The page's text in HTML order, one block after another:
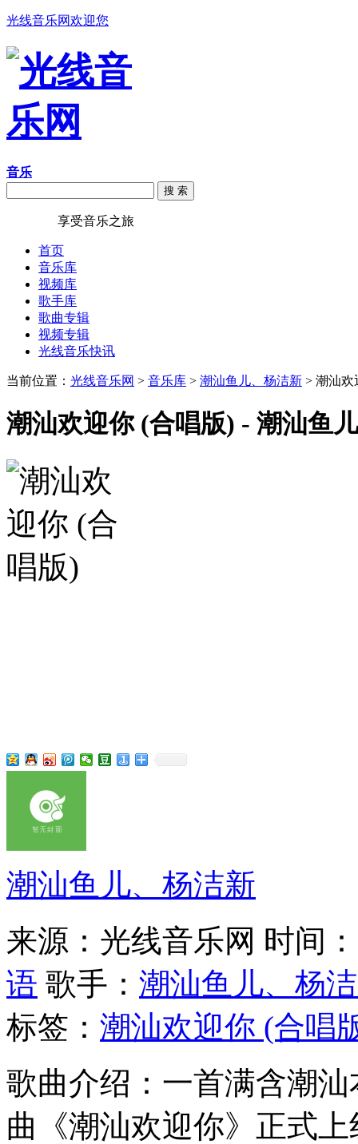
光线音乐网欢迎您
音乐
搜 索
享受音乐之旅
首页
音乐库
视频库
歌手库
歌曲专辑
视频专辑
光线音乐快讯
当前位置： 光线音乐网 > 音乐库 > 潮汕鱼儿、杨洁新 > 潮汕欢
潮汕欢迎你 (合唱版) - 潮汕鱼
潮汕鱼儿、杨洁新
来源：光线音乐网 时间
语 歌手： 潮汕鱼儿、杨
标签： 潮汕欢迎你 (合唱
歌曲介绍：一首满含潮
曲《潮汕欢迎你》正式